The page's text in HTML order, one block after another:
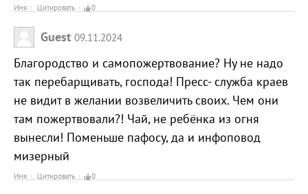
Имя Цитировать 0
Guest 09.11.2024
Благородство и самопожертвование? Ну не надо
так перебарщивать, господа! Пресс- служба краев
не видит в желании возвеличить своих. Чем они
там пожертвовали?! Чай, не ребёнка из огня
вынесли! Поменьше пафосу, да и инфоповод
мизерный
Имя Цитировать 0